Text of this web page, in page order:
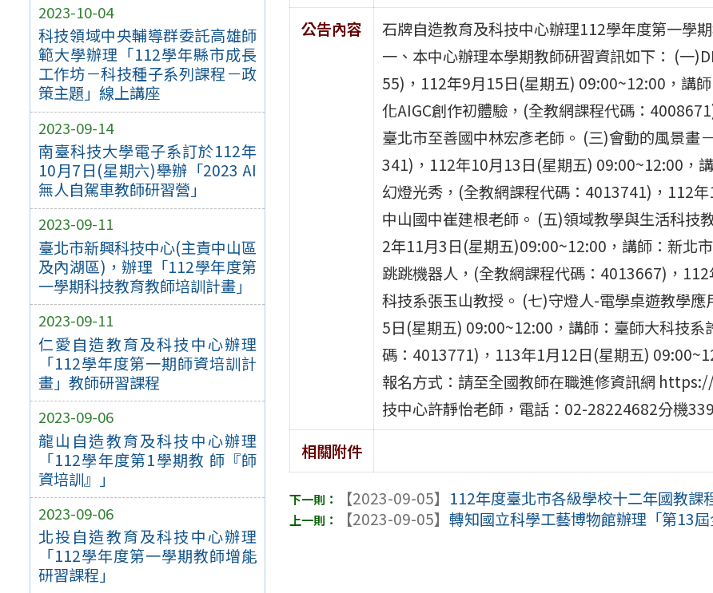
2023-10-04
科技領域中央輔導群委託高雄師
範大學辦理「112學年縣市成長
工作坊－科技種子系列課程－政
策主題」線上講座
2023-09-14
南臺科技大學電子系訂於112年
10月7日(星期六)舉辦「2023 AI
無人自駕車教師研習營」
2023-09-11
臺北市新興科技中心(主責中山區
及內湖區)，辦理「112學年度第
一學期科技教育教師培訓計畫」
2023-09-11
仁愛自造教育及科技中心辦理
「112學年度第一期師資培訓計
畫」教師研習課程
2023-09-06
龍山自造教育及科技中心辦理
「112學年度第1學期教 師『師
資培訓』」
2023-09-06
北投自造教育及科技中心辦理
「112學年度第一學期教師增能
研習課程」
公告內容
石牌自造教育及科技中心辦理112學年度第一學
一、本中心辦理本學期教師研習資訊如下： (一
55)，112年9月15日(星期五) 09:00~12:00，講
化AIGC創作初體驗，(全教網課程代碼：
臺北市至善國中林宏彥老師。 (三)會動的風景畫
341)，112年10月13日(星期五) 09:00~12:00，
幻燈光秀，(全教網課程代碼：4013741)，112
中山國中崔建根老師。 (五)領域教學與生活科技
2年11月3日(星期五)09:00~12:00，講師：新北
跳跳機器人，(全教網課程代碼：4013667)，
科技系張玉山教授。 (七)守燈人-電學桌遊教學
5日(星期五) 09:00~12:00，講師：臺師大科技
碼：4013771)，113年1月12日(星期五)
報名方式：請至全國教師在職進修資訊網
技中心許靜怡老師，電話：02-28224682分機
相關附件
【2023-09-05】 112年度臺北市各級學校十二年國教課
【2023-09-05】轉知國立科學工藝博物館辦理「第13